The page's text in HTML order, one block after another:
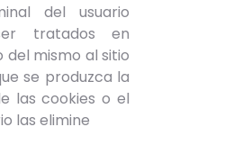
del usuario
tratados en
del mismo al sitio
se produzca la
las cookies o el
las elimine